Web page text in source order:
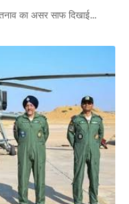
तनाव का असर साफ दिखाई…